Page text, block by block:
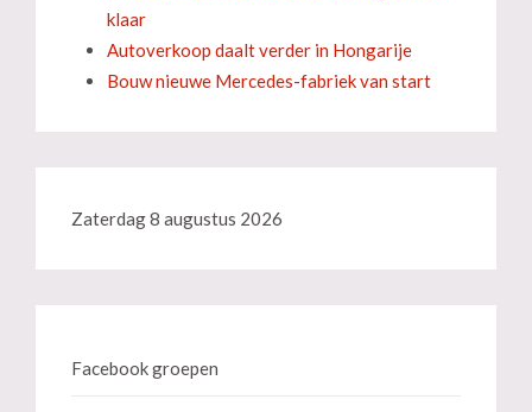
klaar
Autoverkoop daalt verder in Hongarije
Bouw nieuwe Mercedes-fabriek van start
Zaterdag 8 augustus 2026
Facebook groepen